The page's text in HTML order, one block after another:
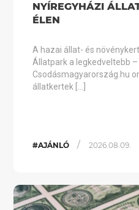
NYÍREGYHÁZI
ÉLEN
A hazai állat- és
Állatpark a legkedveltebb –
Csodásmagyarország.hu
állatkertek […]
#AJÁNLÓ / 2026.08.09.